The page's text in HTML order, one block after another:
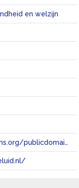
en welzijn
https://creativecommons.org/publicdomain/zero/1.0/